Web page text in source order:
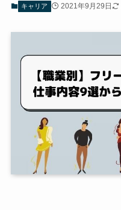
キャリア 2021年9月29日